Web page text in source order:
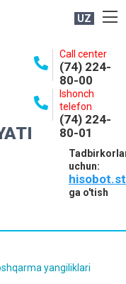
UZ
Call center
(74) 224-
80-00
Ishonch
telefon
(74) 224-
80-01
uchun:
ga o'tish
yangiliklari